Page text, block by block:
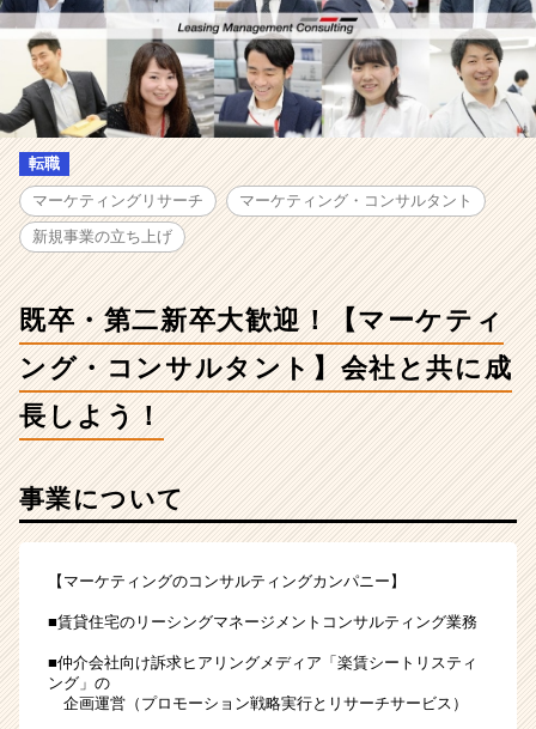
株
式
会
社
の
採
求
人
第
二
新
卒
ケ
ィ
ン
コ
サ
転職
マーケティングリサーチ マーケティング・コンサルタント
新規事業の立ち上げ
既卒・第二新卒大歓迎！【マーケティ
ング・コンサルタント】会社と共に成
長しよう！
事業について
【マーケティングのコンサルティングカンパニー】
■賃貸住宅のリーシングマネージメントコンサルティング業務
■仲介会社向け訴求ヒアリングメディア「楽賃シートリスティ
ング」の
企画運営（プロモーション戦略実行とリサーチサービス）